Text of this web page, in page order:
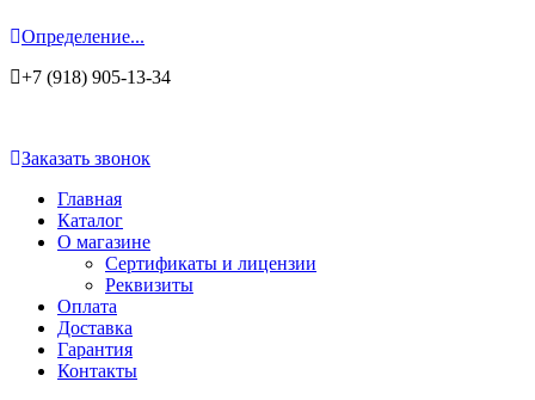
Определение...
+7 (918) 905-13-34
Заказать звонок
Главная
Каталог
О магазине
Сертификаты и лицензии
Реквизиты
Оплата
Доставка
Гарантия
Контакты